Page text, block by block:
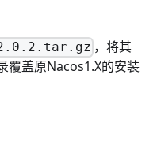
，将其
覆盖原Nacos1.X的安装